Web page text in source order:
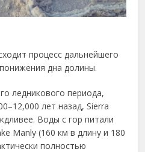
процесс дальнейшего
дна долины.
ледникового периода,
лет назад, Sierra
Воды с гор питали
Manly (160 км в длину и 180
полностью